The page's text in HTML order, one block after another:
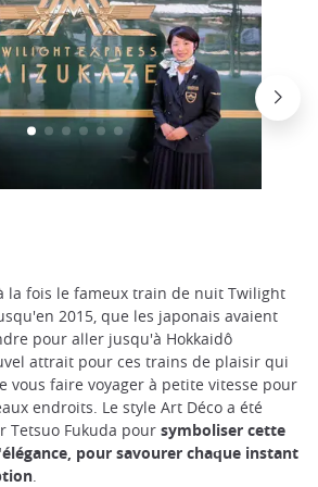
la fois le fameux train de nuit Twilight
2015, que les japonais avaient
pour aller jusqu'à Hokkaidô
attrait pour ces trains de plaisir qui
vous faire voyager à petite vitesse pour
endroits. Le style Art Déco a été
Tetsuo Fukuda pour symboliser cette
pour savourer chaque instant